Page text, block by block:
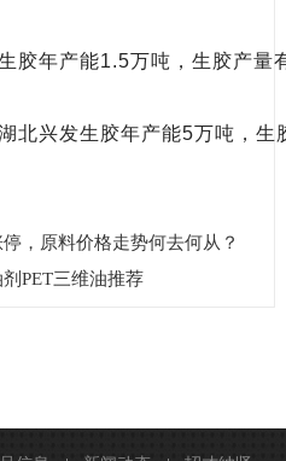
胶年产能1.5万吨，生胶产量
北兴发生胶年产能5万吨，
，原料价格走势何去何从？
PET三维油推荐